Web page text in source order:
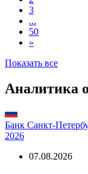
3
...
50
»
Показать все
Аналитика
Банк Санкт-
2026
07.08.2026